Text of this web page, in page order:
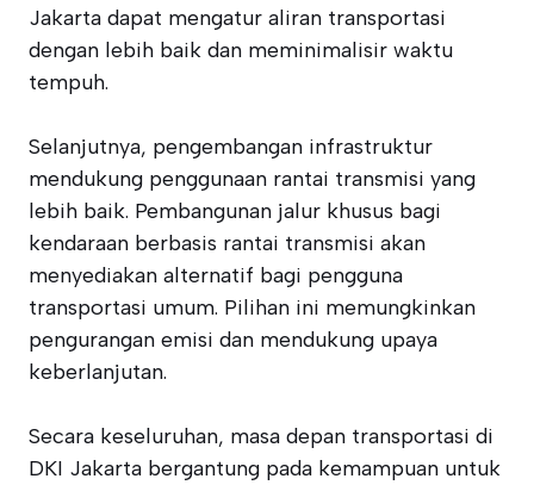
Jakarta dapat mengatur aliran transportasi
dengan lebih baik dan meminimalisir waktu
tempuh.
Selanjutnya, pengembangan infrastruktur
mendukung penggunaan rantai transmisi yang
lebih baik. Pembangunan jalur khusus bagi
kendaraan berbasis rantai transmisi akan
menyediakan alternatif bagi pengguna
transportasi umum. Pilihan ini memungkinkan
pengurangan emisi dan mendukung upaya
keberlanjutan.
Secara keseluruhan, masa depan transportasi di
DKI Jakarta bergantung pada kemampuan untuk